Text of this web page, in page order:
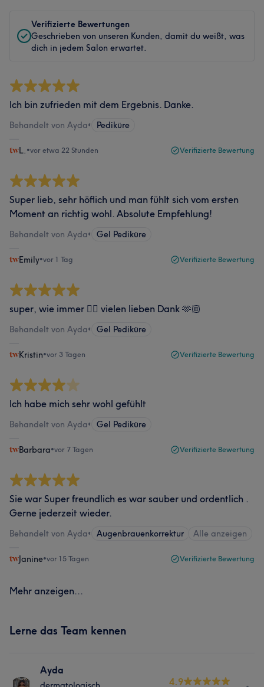
Verifizierte Bewertungen
Geschrieben von unseren Kunden, damit du weißt, was
dich in jedem Salon erwartet.
Ich bin zufrieden mit dem Ergebnis. Danke.
Behandelt von Ayda• Pediküre
L. •vor etwa 22 Stunden Verifizierte Bewertung
Super lieb, sehr höflich und man fühlt sich vom ersten
Moment an richtig wohl. Absolute Empfehlung!
Behandelt von Ayda• Gel Pediküre
Emily•vor 1 Tag Verifizierte Bewertung
super, wie immer 👍🏼 vielen lieben Dank 🫶🏼
Behandelt von Ayda• Gel Pediküre
Kristin•vor 3 Tagen Verifizierte Bewertung
Ich habe mich sehr wohl gefühlt
Behandelt von Ayda• Gel Pediküre
Barbara•vor 7 Tagen Verifizierte Bewertung
Sie war Super freundlich es war sauber und ordentlich .
Gerne jederzeit wieder.
Behandelt von Ayda• Augenbrauenkorrektur Alle anzeigen
Janine•vor 15 Tagen Verifizierte Bewertung
Mehr anzeigen...
Lerne das Team kennen
Ayda
4.9